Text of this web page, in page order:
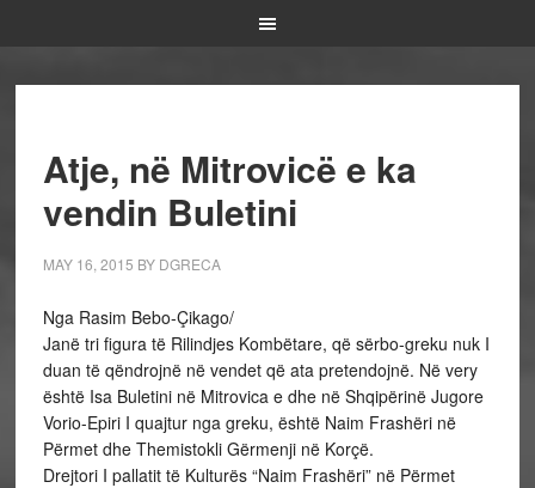
Atje, në Mitrovicë e ka
vendin Buletini
MAY 16, 2015 BY DGRECA
Nga Rasim Bebo-Çikago/
Janë tri figura të Rilindjes Kombëtare, që sërbo-greku nuk I
duan të qëndrojnë në vendet që ata pretendojnë. Në very
është Isa Buletini në Mitrovica e dhe në Shqipërinë Jugore
Vorio-Epiri I quajtur nga greku, është Naim Frashëri në
Përmet dhe Themistokli Gërmenji në Korçë.
Drejtori I pallatit të Kulturës “Naim Frashëri” në Përmet